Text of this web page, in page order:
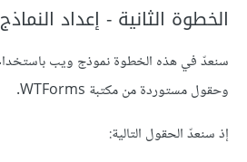
الخطوة الثانية - إعداد النماذج
وحقول مستوردة من مكتبة WTForms.
إذ سنعدّ الحقول التالية: